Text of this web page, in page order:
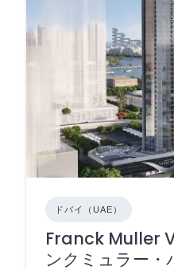
ドバイ（UAE）
Franck Muller
ンクミュラー・